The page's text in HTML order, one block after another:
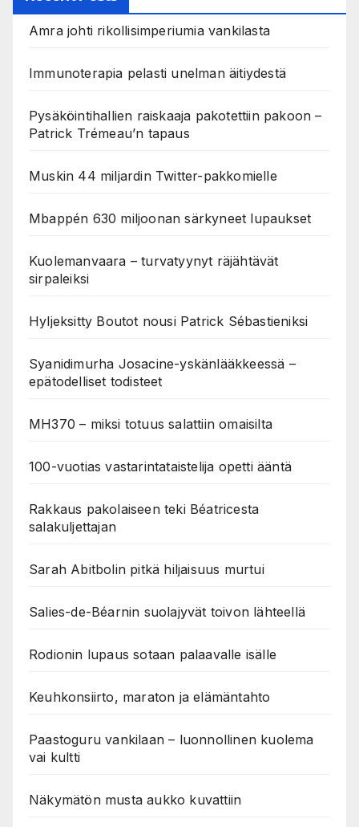
Amra johti rikollisimperiumia vankilasta
Immunoterapia pelasti unelman äitiydestä
Pysäköintihallien raiskaaja pakotettiin pakoon –
Patrick Trémeau’n tapaus
Muskin 44 miljardin Twitter-pakkomielle
Mbappén 630 miljoonan särkyneet lupaukset
Kuolemanvaara – turvatyynyt räjähtävät
sirpaleiksi
Hyljeksitty Boutot nousi Patrick Sébastieniksi
Syanidimurha Josacine-yskänlääkkeessä –
epätodelliset todisteet
MH370 – miksi totuus salattiin omaisilta
100-vuotias vastarintataistelija opetti ääntä
Rakkaus pakolaiseen teki Béatricesta
salakuljettajan
Sarah Abitbolin pitkä hiljaisuus murtui
Salies-de-Béarnin suolajyvät toivon lähteellä
Rodionin lupaus sotaan palaavalle isälle
Keuhkonsiirto, maraton ja elämäntahto
Paastoguru vankilaan – luonnollinen kuolema
vai kultti
Näkymätön musta aukko kuvattiin